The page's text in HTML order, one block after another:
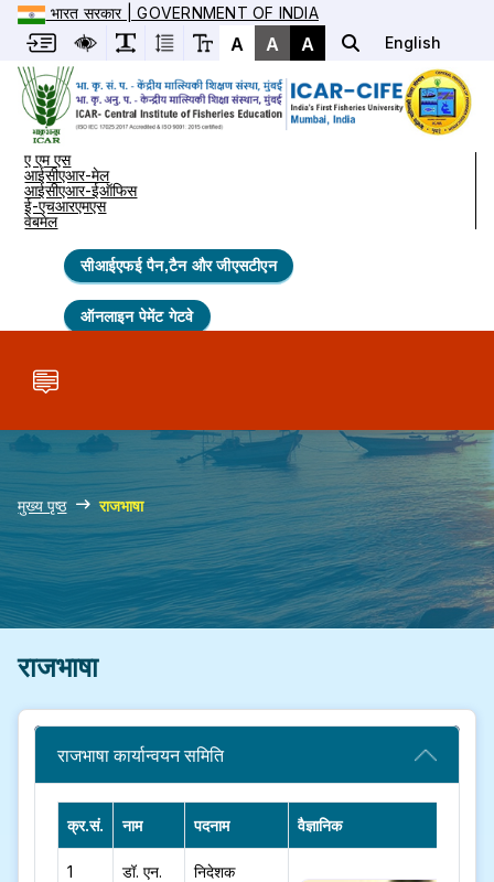
भारत सरकार | GOVERNMENT OF INDIA
A A A English
ए एम एस
आईसीएआर-मेल
आईसीएआर-ईऑफिस
ई-एचआरएमएस
वेबमेल
सीआईएफई पैन,टैन और जीएसटीएन
ऑनलाइन पेमेंट गेटवे
मुख्य पृष्ठ राजभाषा
राजभाषा
राजभाषा कार्यान्वयन समिति
क्र.सं. नाम पदनाम वैज्ञानिक
1
डॉ. एन.
निदेशक